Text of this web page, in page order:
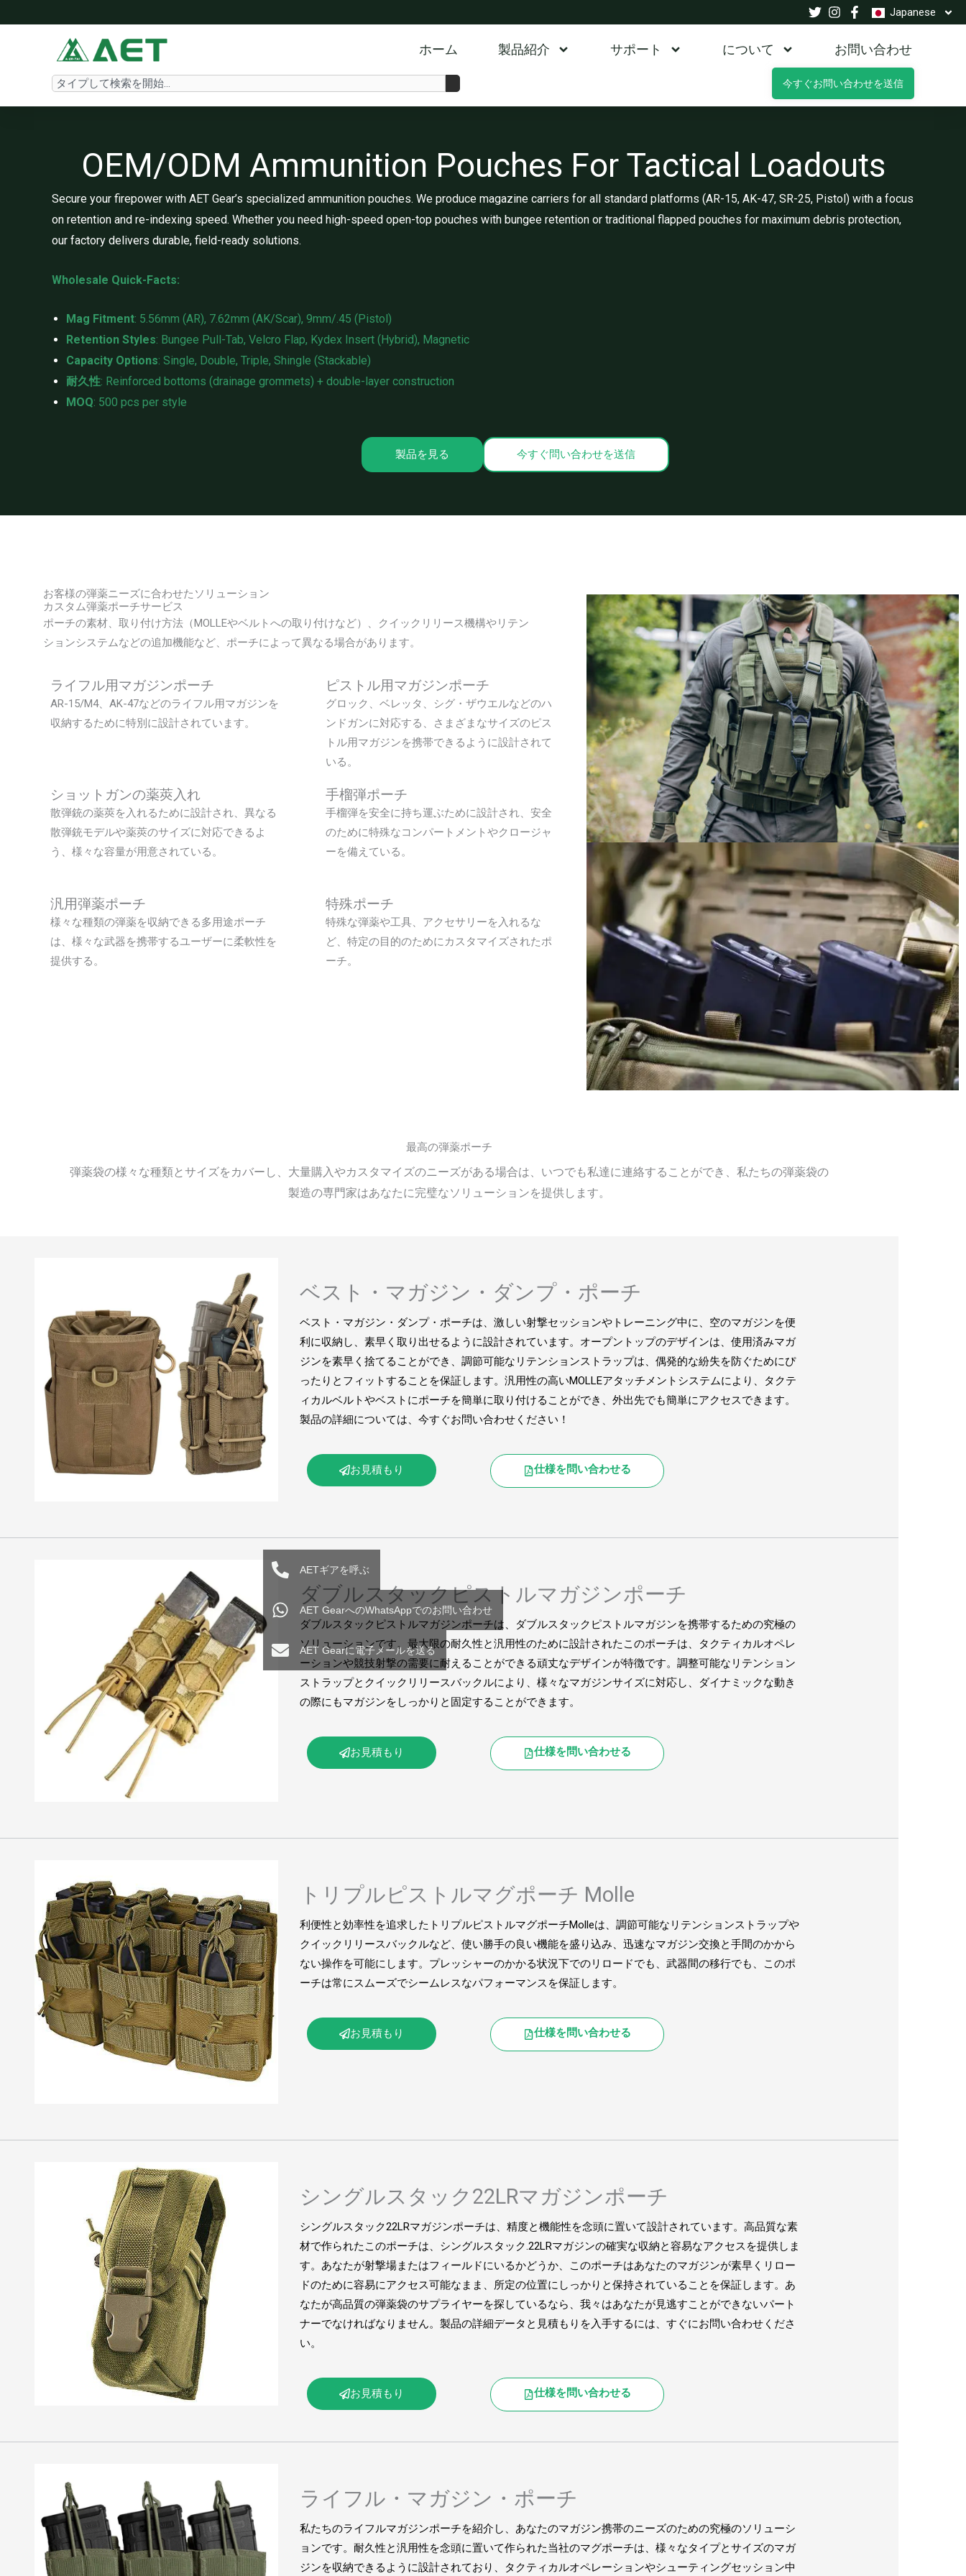
容
ッ
Japanese
ホーム 製品紹介 サポート について お問い合わせ
Search 今すぐお問い合わせを送信
OEM/ODM Ammunition Pouches For Tactical Loadouts
Secure your firepower with AET Gear’s specialized ammunition pouches. We produce magazine carriers for all standard platforms (AR-15, AK-47, SR-25, Pistol) with a focus
on retention and re-indexing speed. Whether you need high-speed open-top pouches with bungee retention or traditional flapped pouches for maximum debris protection,
our factory delivers durable, field-ready solutions.
Wholesale Quick-Facts:
Mag Fitment: 5.56mm (AR), 7.62mm (AK/Scar), 9mm/.45 (Pistol)
Retention Styles: Bungee Pull-Tab, Velcro Flap, Kydex Insert (Hybrid), Magnetic
Capacity Options: Single, Double, Triple, Shingle (Stackable)
耐久性: Reinforced bottoms (drainage grommets) + double-layer construction
MOQ: 500 pcs per style
製品を見る 今すぐ問い合わせを送信
お客様の弾薬ニーズに合わせたソリューション
カスタム弾薬ポーチサービス
ポーチの素材、取り付け方法（MOLLEやベルトへの取り付けなど）、クイックリリース機構やリテン
ションシステムなどの追加機能など、ポーチによって異なる場合があります。
ライフル用マガジンポーチ
AR-15/M4、AK-47などのライフル用マガジンを
収納するために特別に設計されています。
ピストル用マガジンポーチ
グロック、ベレッタ、シグ・ザウエルなどのハ
ンドガンに対応する、さまざまなサイズのピス
トル用マガジンを携帯できるように設計されて
いる。
ショットガンの薬莢入れ
散弾銃の薬莢を入れるために設計され、異なる
散弾銃モデルや薬莢のサイズに対応できるよ
う、様々な容量が用意されている。
手榴弾ポーチ
手榴弾を安全に持ち運ぶために設計され、安全
のために特殊なコンパートメントやクロージャ
ーを備えている。
汎用弾薬ポーチ
様々な種類の弾薬を収納できる多用途ポーチ
は、様々な武器を携帯するユーザーに柔軟性を
提供する。
特殊ポーチ
特殊な弾薬や工具、アクセサリーを入れるな
ど、特定の目的のためにカスタマイズされたポ
ーチ。
最高の弾薬ポーチ
弾薬袋の様々な種類とサイズをカバーし、大量購入やカスタマイズのニーズがある場合は、いつでも私達に連絡することができ、私たちの弾薬袋の
製造の専門家はあなたに完璧なソリューションを提供します。
ベスト・マガジン・ダンプ・ポーチ
ベスト・マガジン・ダンプ・ポーチは、激しい射撃セッションやトレーニング中に、空のマガジンを便
利に収納し、素早く取り出せるように設計されています。オープントップのデザインは、使用済みマガ
ジンを素早く捨てることができ、調節可能なリテンションストラップは、偶発的な紛失を防ぐためにぴ
ったりとフィットすることを保証します。汎用性の高いMOLLEアタッチメントシステムにより、タクテ
ィカルベルトやベストにポーチを簡単に取り付けることができ、外出先でも簡単にアクセスできます。
製品の詳細については、今すぐお問い合わせください！
お見積もり 仕様を問い合わせる
ダブルスタックピストルマガジンポーチ
ダブルスタックピストルマガジンポーチは、ダブルスタックピストルマガジンを携帯するための究極の
ソリューションです。最大限の耐久性と汎用性のために設計されたこのポーチは、タクティカルオペレ
ーションや競技射撃の需要に耐えることができる頑丈なデザインが特徴です。調整可能なリテンション
ストラップとクイックリリースバックルにより、様々なマガジンサイズに対応し、ダイナミックな動き
の際にもマガジンをしっかりと固定することができます。
お見積もり 仕様を問い合わせる
トリプルピストルマグポーチ Molle
利便性と効率性を追求したトリプルピストルマグポーチMolleは、調節可能なリテンションストラップや
クイックリリースバックルなど、使い勝手の良い機能を盛り込み、迅速なマガジン交換と手間のかから
ない操作を可能にします。プレッシャーのかかる状況下でのリロードでも、武器間の移行でも、このポ
ーチは常にスムーズでシームレスなパフォーマンスを保証します。
お見積もり 仕様を問い合わせる
シングルスタック22LRマガジンポーチ
シングルスタック22LRマガジンポーチは、精度と機能性を念頭に置いて設計されています。高品質な素
材で作られたこのポーチは、シングルスタック.22LRマガジンの確実な収納と容易なアクセスを提供しま
す。あなたが射撃場またはフィールドにいるかどうか、このポーチはあなたのマガジンが素早くリロー
ドのために容易にアクセス可能なまま、所定の位置にしっかりと保持されていることを保証します。あ
なたが高品質の弾薬袋のサプライヤーを探しているなら、我々はあなたが見逃すことができないパート
ナーでなければなりません。製品の詳細データと見積もりを入手するには、すぐにお問い合わせくださ
い。
お見積もり 仕様を問い合わせる
ライフル・マガジン・ポーチ
私たちのライフルマガジンポーチを紹介し、あなたのマガジン携帯のニーズのための究極のソリューシ
ョンです。耐久性と汎用性を念頭に置いて作られた当社のマグポーチは、様々なタイプとサイズのマガ
ジンを収納できるように設計されており、タクティカルオペレーションやシューティングセッション中
AETギアを呼ぶ
AET GearへのWhatsAppでのお問い合わせ
AET Gearに電子メールを送る